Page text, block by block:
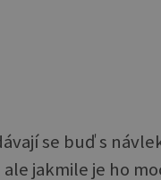
se buď s
jakmile je ho